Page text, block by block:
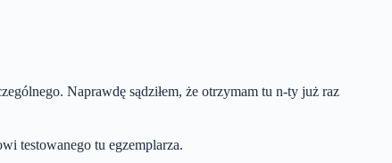
Naprawdę sądziłem, że otrzymam tu n-ty już raz
testowanego tu egzemplarza.